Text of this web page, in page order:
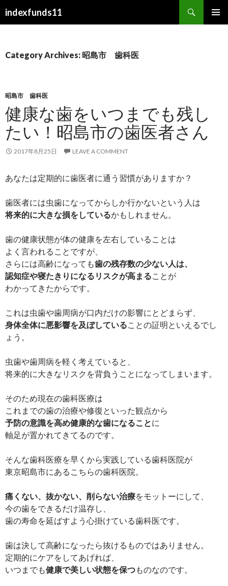
indexfunds11
Category Archives: 昭島市 歯科医
昭島市 歯科医
健康な歯をいつまでも残し
たい！昭島市の歯医者さん
2017年8月25日 LEAVE A COMMENT
あなたは定期的に歯医者に通う習慣がありますか？
歯医者には虫歯になってからしか行かないという人は
将来的に大きな損をしているかもしれません。
歯の健康状態が体の健康を左右していることは
よく言われることですが、
さらには高齢になっても歯の残存数の少ない人は、
認知症や寝たきりになるリスクが高まることが
わかってきたからです。
これは虫歯や歯周病が口内だけの影響にとどまらず、
身体全体に悪影響を及ぼしていることの証明といえるでし
ょう。
虫歯や歯周病を軽く考えていると、
将来的に大きなリスクを背負うことになってしまいます。
そのため現在の歯科医療は
これまでの歯の治療や修復といった観点から
予防の意識を高め健康的な歯になることに
軸足が置かれてきてるのです。
そんな歯科医療を早くから実践している歯科医院が
東京昭島市にあるこちらの歯科医院。
痛くない、抜かない、削らない治療をモットーにして、
今の歯をできるだけ温存し、
歯の寿命を延ばすよう心掛けている歯科医です。
歯は決して高齢になったら抜けるものではありません。
定期的にケアをしてあげれば、
いつまでも健康で美しい状態を保つものなのです。